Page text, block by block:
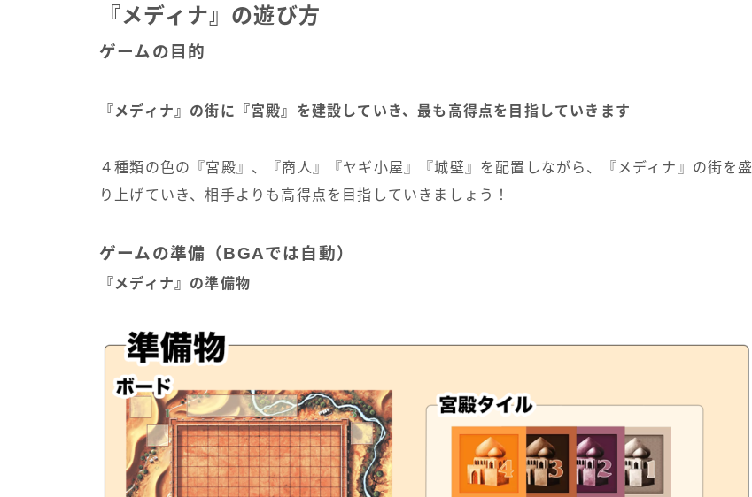
『メディナ』の遊び方
ゲームの目的
『メディナ』の街に『宮殿』を建設していき、最も高得点を目指していきます
４種類の色の『宮殿』、『商人』『ヤギ小屋』『城壁』を配置しながら、『メディナ』の街を盛
り上げていき、相手よりも高得点を目指していきましょう！
ゲームの準備（BGAでは自動）
『メディナ』の準備物